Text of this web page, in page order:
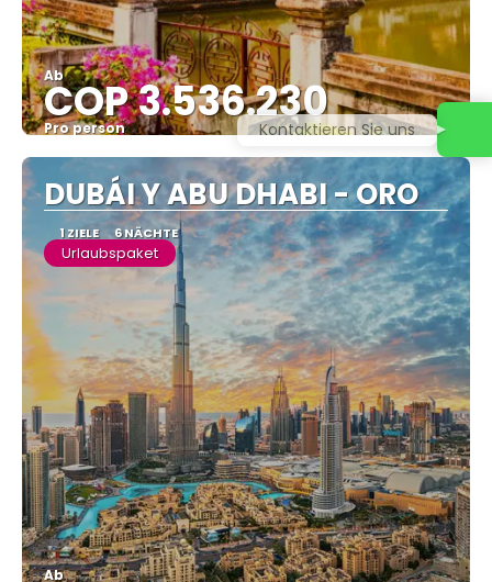
Ab
COP 3.536.230
Pro person
Sehen
DUBÁI Y ABU DHABI - ORO
1 ZIELE 6 NÄCHTE
Urlaubspaket
Ab
Kontaktieren Sie uns